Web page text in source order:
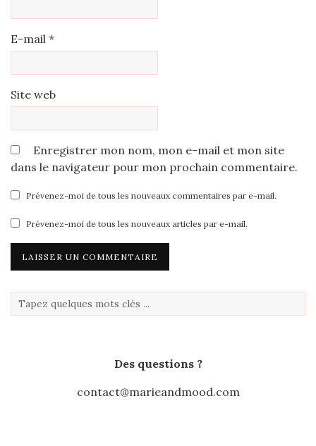
E-mail *
Site web
Enregistrer mon nom, mon e-mail et mon site
dans le navigateur pour mon prochain commentaire.
Prévenez-moi de tous les nouveaux commentaires par e-mail.
Prévenez-moi de tous les nouveaux articles par e-mail.
Des questions ?
contact@marieandmood.com